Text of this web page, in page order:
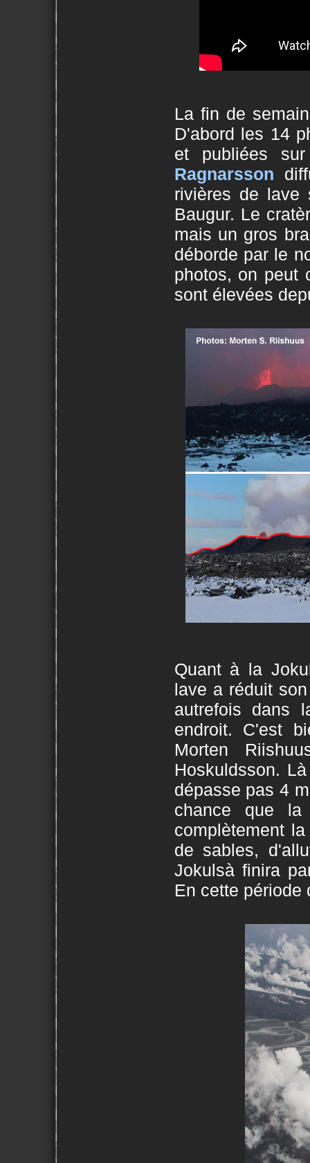
La fin de
D'abord les 14
et publiées
Ragnarsson
rivières de lave
Baugur. Le
mais un gros
déborde par le
photos, on peut
sont élevées
Quant à la
lave a réduit
autrefois dans
endroit. C'est
Morten
Hoskuldsson.
dépasse pas 4
chance que
complètement
de sables,
Jokulsà finira
En cette période